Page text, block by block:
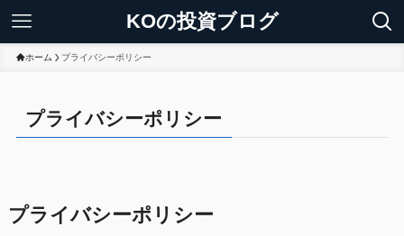
KOの投資ブログ
ホーム プライバシーポリシー
プライバシーポリシー
プライバシーポリシー